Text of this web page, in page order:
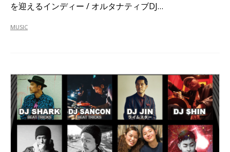
を迎えるインディー / オルタナティブDJ…
MUSIC